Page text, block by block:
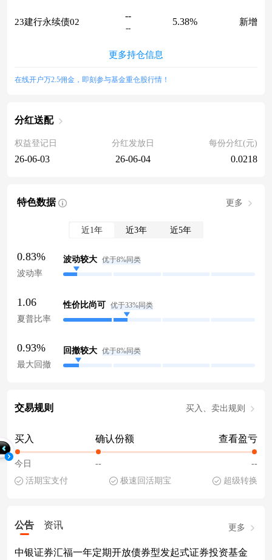
23建行永续债02
--
--
5.38% 新增
更多持仓信息
在线开户万2.5佣金，即刻参与基金重仓股行情！
分红送配
权益登记日
26-06-03
分红发放日
26-06-04
每份分红(元)
0.0218
特色数据 更多
近1年 近3年 近5年
0.83%
波动率
波动较大 优于8%同类
1.06
夏普比率
性价比尚可 优于33%同类
0.93%
最大回撤
回撤较大 优于8%同类
交易规则 买入、卖出规则
买入
今日
确认份额
--
查看盈亏
--
活期宝支付
极速回活期宝 超级转换
公告 资讯 更多
中银证券汇福一年定期开放债券型发起式证券投资基金